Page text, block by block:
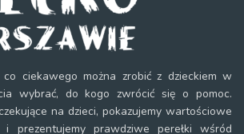
ciekawego można zrobić z dzieckiem w
wybrać, do kogo zwrócić się o pomoc.
na dzieci, pokazujemy wartościowe
i prezentujemy prawdziwe perełki wśród